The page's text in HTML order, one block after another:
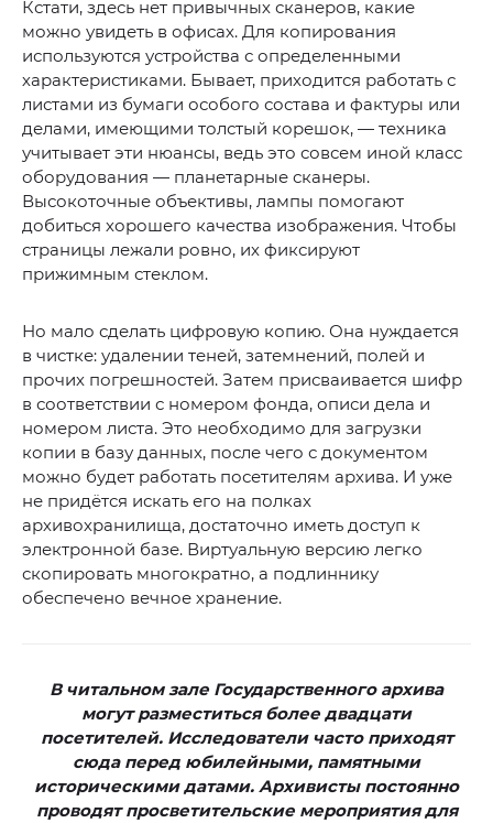
Кстати, здесь нет привычных сканеров, какие
можно увидеть в офисах. Для копирования
используются устройства с определенными
характеристиками. Бывает, приходится работать с
листами из бумаги особого состава и фактуры или
делами, имеющими толстый корешок, — техника
учитывает эти нюансы, ведь это совсем иной класс
оборудования — планетарные сканеры.
Высокоточные объективы, лампы помогают
добиться хорошего качества изображения. Чтобы
страницы лежали ровно, их фиксируют
прижимным стеклом.
Но мало сделать цифровую копию. Она нуждается
в чистке: удалении теней, затемнений, полей и
прочих погрешностей. Затем присваивается шифр
в соответствии с номером фонда, описи дела и
номером листа. Это необходимо для загрузки
копии в базу данных, после чего с документом
можно будет работать посетителям архива. И уже
не придётся искать его на полках
архивохранилища, достаточно иметь доступ к
электронной базе. Виртуальную версию легко
скопировать многократно, а подлиннику
обеспечено вечное хранение.
В читальном зале Государственного архива
могут разместиться более двадцати
посетителей. Исследователи часто приходят
сюда перед юбилейными, памятными
историческими датами. Архивисты постоянно
проводят просветительские мероприятия для